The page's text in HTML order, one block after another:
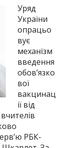
Уряд
України
опрацьо
вує
механізм
введення
обов’язко
вої
вакцинац
ії від
РБК-